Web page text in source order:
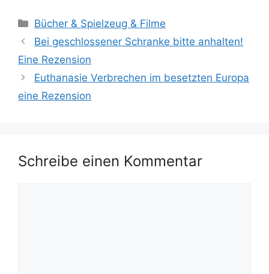
Kategorien
Bücher & Spielzeug & Filme
Bei geschlossener Schranke bitte anhalten!
Eine Rezension
Euthanasie Verbrechen im besetzten Europa
eine Rezension
Schreibe einen Kommentar